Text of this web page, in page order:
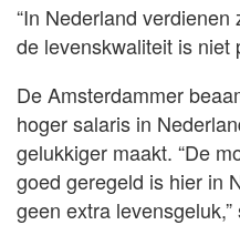
“In Nederland
de levenskwaliteit is niet
De Amsterdammer
hoger salaris in
gelukkiger maakt. “De
goed geregeld is hier in
geen extra levensgeluk,”